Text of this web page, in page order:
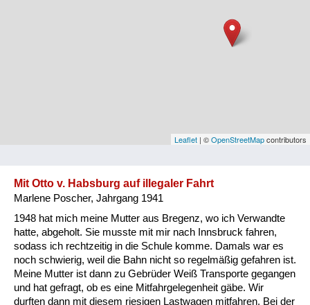
Vorarlberg
Kategorie
Besatzungsmächte
Frauen, Mütter, Kinder
Versorgung
Leaflet | ©OpenStreetMapcontributors
Mit Otto v. Habsburg auf illegaler Fahrt
Marlene Poscher, Jahrgang 1941
1948 hat mich meine Mutter aus Bregenz, wo ich Verwandte
hatte, abgeholt. Sie musste mit mir nach Innsbruck fahren,
sodass ich rechtzeitig in die Schule komme. Damals war es
noch schwierig, weil die Bahn nicht so regelmäßig gefahren ist.
Meine Mutter ist dann zu Gebrüder Weiß Transporte gegangen
und hat gefragt, ob es eine Mitfahrgelegenheit gäbe. Wir
durften dann mit diesem riesigen Lastwagen mitfahren. Bei der